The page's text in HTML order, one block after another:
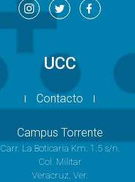
UCC
Contacto
Campus Torrente
Carr. La Boticaria Km. 1.5 s/n.
Col. Militar
Veracruz, Ver.